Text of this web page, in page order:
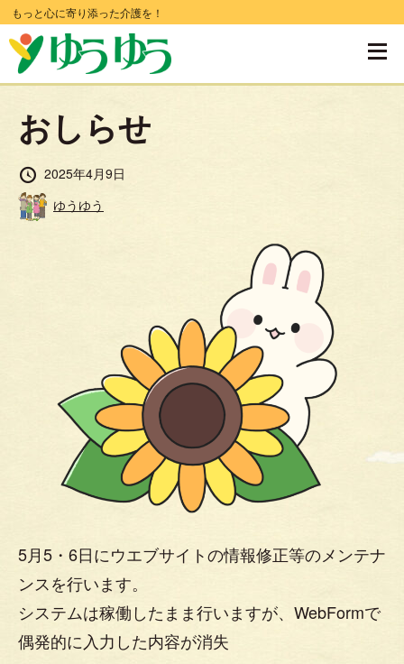
コ
ン
もっと心に寄り添った介護を！
おしらせ
投
稿
日
2025年4月9日
投
稿
ゆうゆう
5月5・6日にウエブサイトの情報修正等のメンテナ
ンスを行います。
システムは稼働したまま行いますが、WebFormで
偶発的に入力した内容が消失